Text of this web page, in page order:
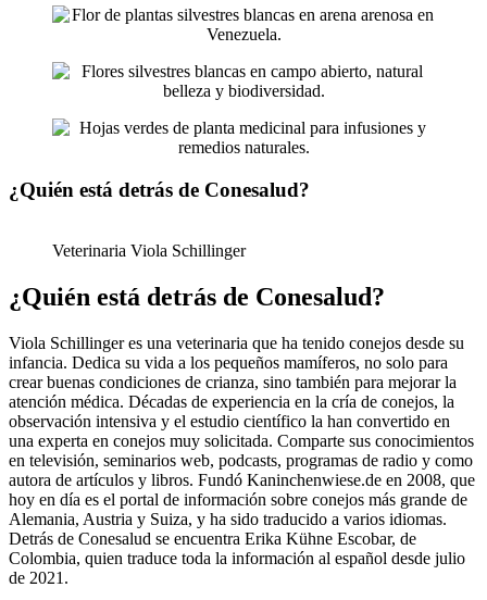
¿Quién está detrás de Conesalud?
Veterinaria Viola Schillinger
¿Quién está detrás de Conesalud?
Viola Schillinger es una veterinaria que ha tenido conejos desde su
infancia. Dedica su vida a los pequeños mamíferos, no solo para
crear buenas condiciones de crianza, sino también para mejorar la
atención médica. Décadas de experiencia en la cría de conejos, la
observación intensiva y el estudio científico la han convertido en
una experta en conejos muy solicitada. Comparte sus conocimientos
en televisión, seminarios web, podcasts, programas de radio y como
autora de artículos y libros. Fundó Kaninchenwiese.de en 2008, que
hoy en día es el portal de información sobre conejos más grande de
Alemania, Austria y Suiza, y ha sido traducido a varios idiomas.
Detrás de Conesalud se encuentra Erika Kühne Escobar, de
Colombia, quien traduce toda la información al español desde julio
de 2021.